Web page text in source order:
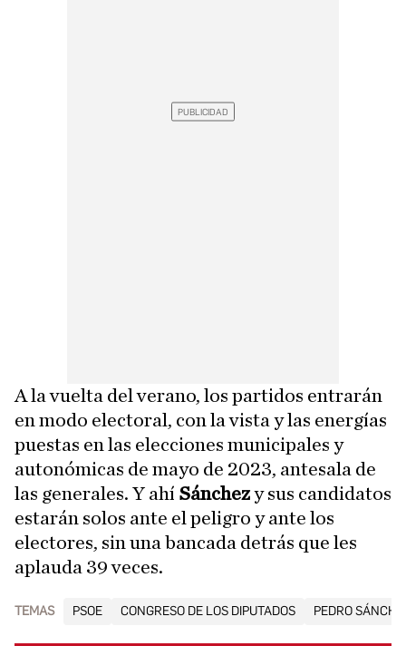
A la vuelta del verano, los partidos entrarán
en modo electoral, con la vista y las energías
puestas en las elecciones municipales y
autonómicas de mayo de 2023, antesala de
las generales. Y ahí Sánchezy sus candidatos
estarán solos ante el peligro y ante los
electores, sin una bancada detrás que les
aplauda 39 veces.
TEMAS PSOE CONGRESO DE LOS DIPUTADOS PEDRO